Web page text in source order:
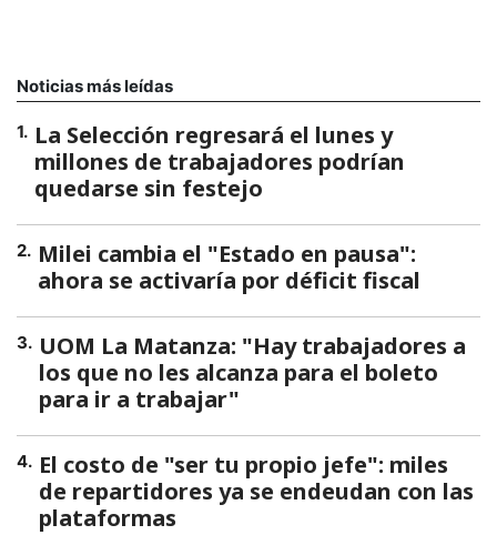
Noticias más leídas
1. La Selección regresará el lunes y
millones de trabajadores podrían
quedarse sin festejo
2. Milei cambia el "Estado en pausa":
ahora se activaría por déficit fiscal
3. UOM La Matanza: "Hay trabajadores a
los que no les alcanza para el boleto
para ir a trabajar"
4. El costo de "ser tu propio jefe": miles
de repartidores ya se endeudan con las
plataformas